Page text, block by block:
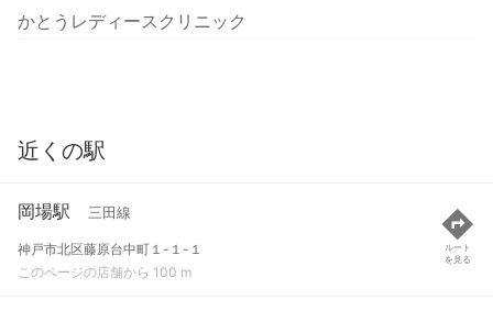
かとうレディースクリニック
近くの駅
岡場駅 三田線
神戸市北区藤原台中町１-１-１
このページの店舗から 100 m
ルート
を見る